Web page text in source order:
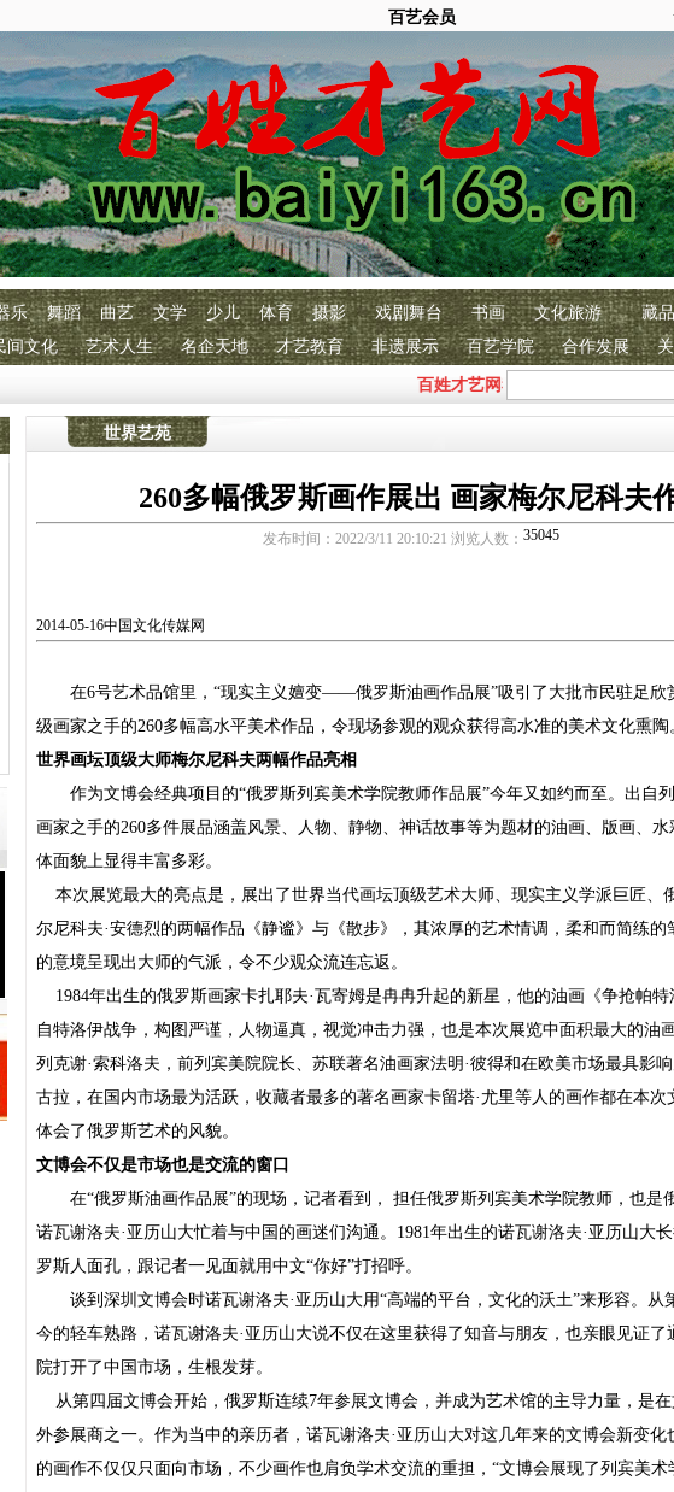
百艺会员
乐 舞蹈 曲艺 文学 少儿 体育 摄影 戏剧舞台 书画 文化旅游 藏
间文化 艺术人生 名企天地 才艺教育 非遗展示 百艺学院 合作发展
百姓才艺网恭祝全国各族人民2026
世界艺苑
260多幅俄罗斯画作展出 画家梅尔尼科夫
发布时间：2022/3/11 20:10:21 浏览人数：
2014-05-16中国文化传媒网
在6号艺术品馆里，“现实主义嬗变——俄罗斯油画作品展”吸引了大批市民驻足欣
级画家之手的260多幅高水平美术作品，令现场参观的观众获得高水准的美术文化熏陶
世界画坛顶级大师梅尔尼科夫两幅作品亮相
作为文博会经典项目的“俄罗斯列宾美术学院教师作品展”今年又如约而至。出自
画家之手的260多件展品涵盖风景、人物、静物、神话故事等为题材的油画、版画、
体面貌上显得丰富多彩。
本次展览最大的亮点是，展出了世界当代画坛顶级艺术大师、现实主义学派巨匠、
尔尼科夫·安德烈的两幅作品《静谧》与《散步》，其浓厚的艺术情调，柔和而简练
的意境呈现出大师的气派，令不少观众流连忘返。
1984年出生的俄罗斯画家卡扎耶夫·瓦寄姆是冉冉升起的新星，他的油画《争抢帕
自特洛伊战争，构图严谨，人物逼真，视觉冲击力强，也是本次展览中面积最大的油
列克谢·索科洛夫，前列宾美院院长、苏联著名油画家法明·彼得和在欧美市场最具影
古拉，在国内市场最为活跃，收藏者最多的著名画家卡留塔·尤里等人的画作都在本
体会了俄罗斯艺术的风貌。
文博会不仅是市场也是交流的窗口
在“俄罗斯油画作品展”的现场，记者看到， 担任俄罗斯列宾美术学院教师，也是
诺瓦谢洛夫·亚历山大忙着与中国的画迷们沟通。 1981年出生的诺瓦谢洛夫·亚历山大
罗斯人面孔，跟记者一见面就用中文“你好”打招呼。
谈到深圳文博会时诺瓦谢洛夫·亚历山大用“高端的平台，文化的沃土”来形容。从
今的轻车熟路，诺瓦谢洛夫·亚历山大说不仅在这里获得了知音与朋友，也亲眼见证
院打开了中国市场，生根发芽。
从第四届文博会开始，俄罗斯连续7年参展文博会，并成为艺术馆的主导力量，是
外参展商之一。作为当中的亲历者，诺瓦谢洛夫·亚历山大对这几年来的文博会新变化
的画作不仅仅只面向市场，不少画作也肩负学术交流的重担，“文博会展现了列宾美